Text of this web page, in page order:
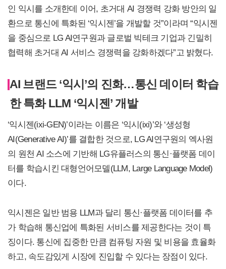
인 익시를 소개한데 이어, 초거대 AI 경쟁력 강화 방안의 일
환으로 통신에 특화된 ‘익시젠’을 개발할 것”이라며 “익시젠
을 중심으로 LG AI연구원과 글로벌 빅테크 기업과 긴밀히
협력해 초거대 AI 서비스 경쟁력을 강화하겠다”고 밝혔다.
AI 브랜드 ‘익시’의 진화…통신 데이터 학습
한 특화 LLM ‘익시젠’ 개발
‘익시젠(ixi-GEN)’이라는 이름은 ‘익시(ixi)’와 ‘생성형
AI(Generative AI)’를 결합한 것으로, LG AI연구원의 엑사원
의 원천 AI 소스에 기반해 LG유플러스의 통신·플랫폼 데이
터를 학습시킨 대형언어모델(LLM, Large Language Model)
이다.
익시젠은 일반 범용 LLM과 달리 통신·플랫폼 데이터를 추
가 학습해 통신업에 특화된 서비스를 제공한다는 것이 특
징이다. 통신에 집중한 만큼 컴퓨팅 자원 및 비용을 효율화
하고, 속도감있게 시장에 진입할 수 있다는 장점이 있다.